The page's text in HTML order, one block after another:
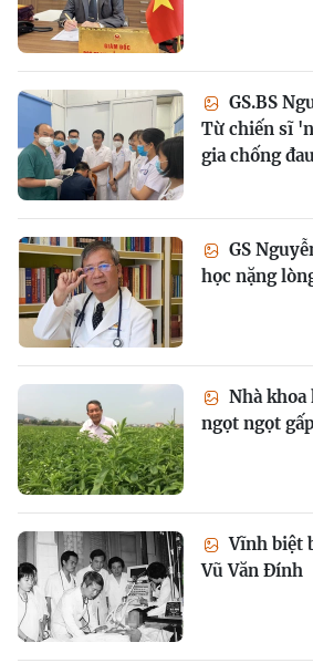
GS.BS
Từ chiến sĩ
gia chống
GS
học nặng
Nhà khoa
ngọt ngọt
Vĩnh biệt
Vũ Văn Đính